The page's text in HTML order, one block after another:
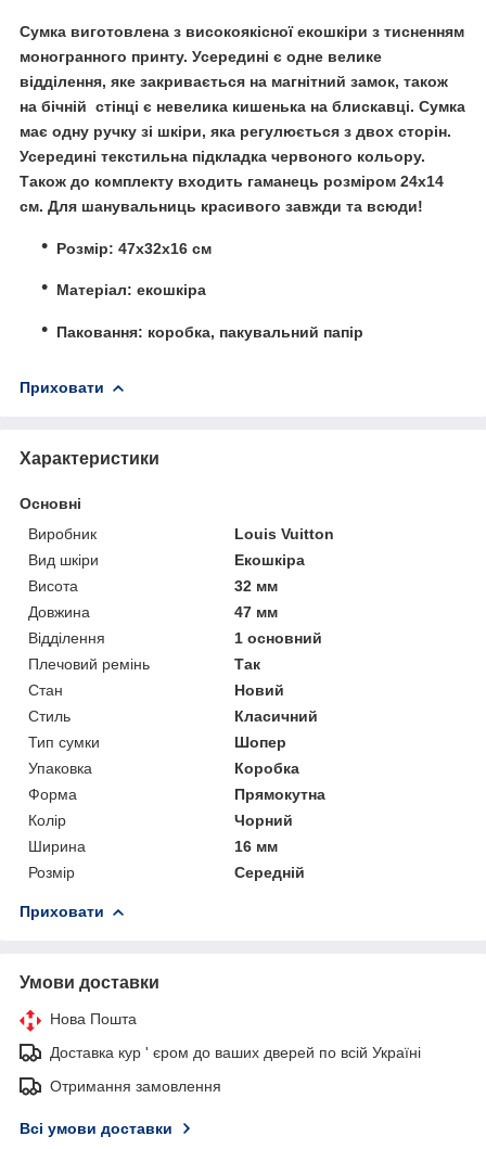
Сумка виготовлена з високоякісної екошкіри з тисненням
моногранного принту. Усередині є одне велике
відділення, яке закривається на магнітний замок, також
на бічній стінці є невелика кишенька на блискавці. Сумка
має одну ручку зі шкіри, яка регулюється з двох сторін.
Усередині текстильна підкладка червоного кольору.
Також до комплекту входить гаманець розміром 24х14
см. Для шанувальниць красивого завжди та всюди!
Розмір: 47х32х16 см
Матеріал: екошкіра
Паковання: коробка, пакувальний папір
Приховати
Характеристики
Основні
Виробник
Louis Vuitton
Вид шкіри
Екошкіра
Висота
32 мм
Довжина
47 мм
Відділення
1 основний
Плечовий ремінь
Так
Стан
Новий
Стиль
Класичний
Тип сумки
Шопер
Упаковка
Коробка
Форма
Прямокутна
Колір
Чорний
Ширина
16 мм
Розмір
Середній
Приховати
Умови доставки
Нова Пошта
Доставка кур ' єром до ваших дверей по всій Україні
Отримання замовлення
Всі умови доставки